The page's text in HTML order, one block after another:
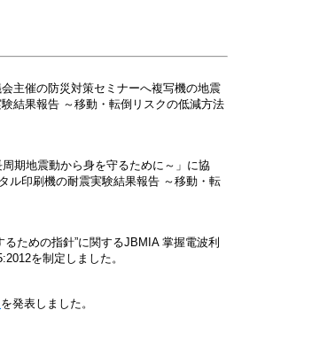
主催の防災対策セミナーへ複写機の地震
結果報告 ～移動・転倒リスクの低減方法
期地震動から身を守るために～」に協
ル印刷機の耐震実験結果報告 ～移動・転
ための指針”に関するJBMIA 掌握電波利
を制定しました。
を発表しました。